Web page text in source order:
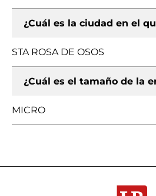
¿Cuál es la ciudad en el
STA ROSA DE OSOS
¿Cuál es el tamaño de la
MICRO